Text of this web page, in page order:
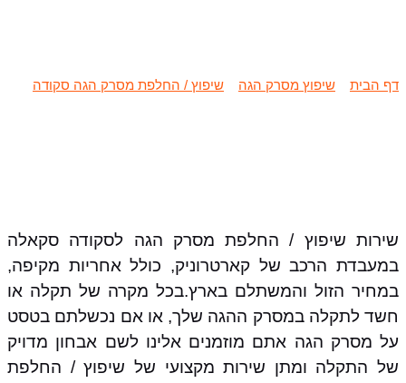
דף הבית שיפוץ מסרק הגה שיפוץ / החלפת מסרק הגה סקודה
שירות שיפוץ / החלפת מסרק הגה לסקודה סקאלה
במעבדת הרכב של קארטרוניק, כולל אחריות מקיפה,
במחיר הזול והמשתלם בארץ.בכל מקרה של תקלה או
חשד לתקלה במסרק ההגה שלך, או אם נכשלתם בטסט
על מסרק הגה אתם מוזמנים אלינו לשם אבחון מדויק
של התקלה ומתן שירות מקצועי של שיפוץ / החלפת